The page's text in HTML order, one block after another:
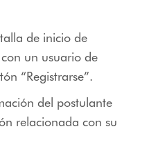
de inicio de
un usuario de
“Registrarse”.
del postulante
relacionada con su